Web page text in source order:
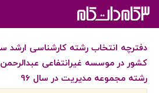
دفترچه انتخاب رشته کارشناسی
کشور در موسسه غیرانتفاعی
رشته مجموعه مدیریت در سال 96